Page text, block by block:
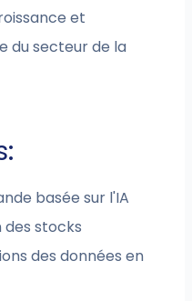
et
du secteur de la
basée sur l'IA
stocks
des données en